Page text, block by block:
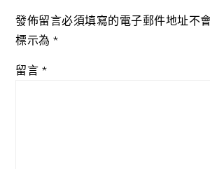
發佈留言必須填寫的電子郵件地址不
標示為*
留言 *